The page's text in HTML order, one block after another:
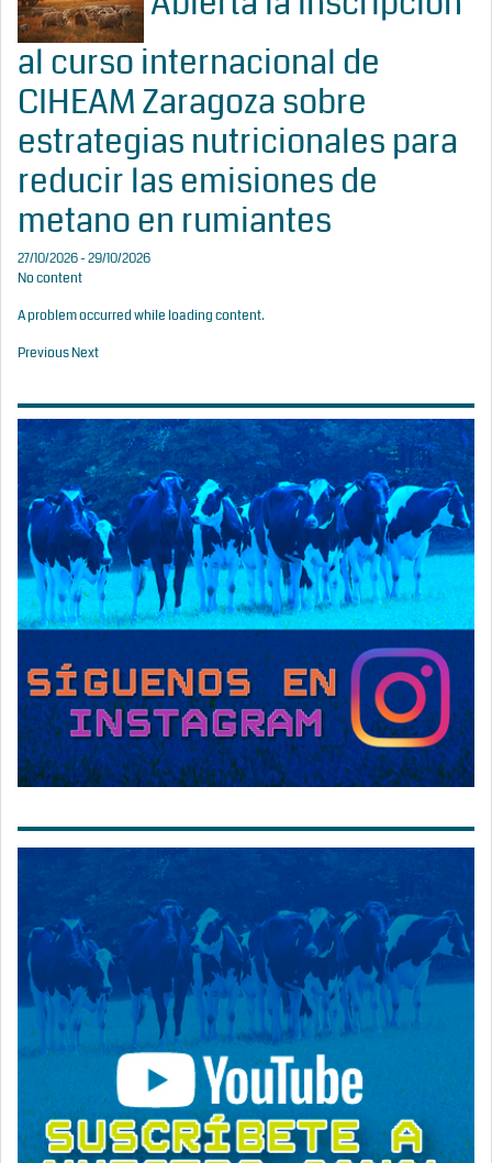
al curso internacional de
CIHEAM Zaragoza sobre
estrategias nutricionales para
reducir las emisiones de
metano en rumiantes
27/10/2026 - 29/10/2026
No content
A problem occurred while loading content.
PreviousNext